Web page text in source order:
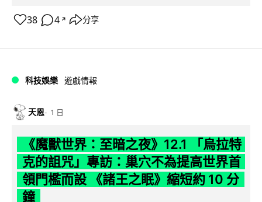
38 4 ↗ 分享
科技娛樂 遊戲情報
天恩 1 日
《魔獸世界：至暗之夜》12.1 「烏拉特
克的詛咒」專訪：巢穴不為提高世界首
領門檻而設 《諸王之眠》縮短約 10 分
鐘